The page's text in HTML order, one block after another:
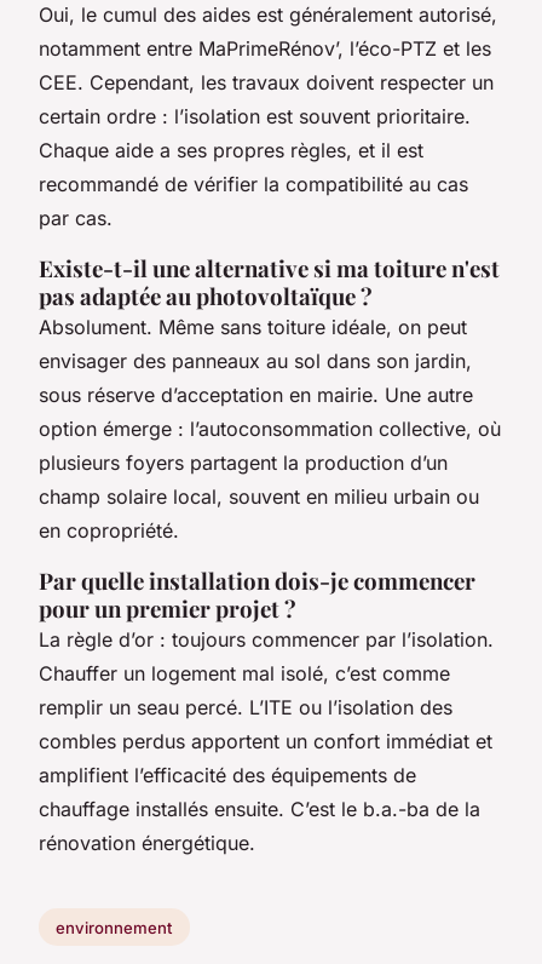
Oui, le cumul des aides est généralement autorisé,
notamment entre MaPrimeRénov’, l’éco-PTZ et les
CEE. Cependant, les travaux doivent respecter un
certain ordre : l’isolation est souvent prioritaire.
Chaque aide a ses propres règles, et il est
recommandé de vérifier la compatibilité au cas
par cas.
Existe-t-il une alternative si ma toiture n'est
pas adaptée au photovoltaïque ?
Absolument. Même sans toiture idéale, on peut
envisager des panneaux au sol dans son jardin,
sous réserve d’acceptation en mairie. Une autre
option émerge : l’autoconsommation collective, où
plusieurs foyers partagent la production d’un
champ solaire local, souvent en milieu urbain ou
en copropriété.
Par quelle installation dois-je commencer
pour un premier projet ?
La règle d’or : toujours commencer par l’isolation.
Chauffer un logement mal isolé, c’est comme
remplir un seau percé. L’ITE ou l’isolation des
combles perdus apportent un confort immédiat et
amplifient l’efficacité des équipements de
chauffage installés ensuite. C’est le b.a.-ba de la
rénovation énergétique.
environnement